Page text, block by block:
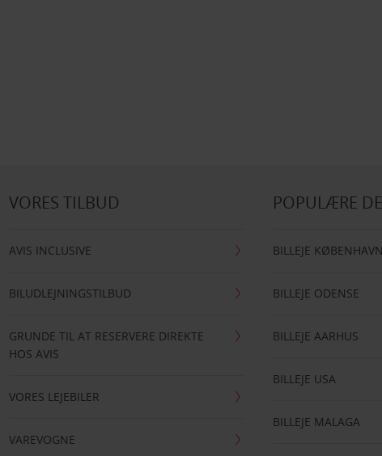
VORES TILBUD
AVIS INCLUSIVE
BILUDLEJNINGSTILBUD
GRUNDE TIL AT RESERVERE DIREKTE
HOS AVIS
VORES LEJEBILER
VAREVOGNE
POPULÆRE
BILLEJE KØBENHAVN
BILLEJE ODENSE
BILLEJE AARHUS
BILLEJE USA
BILLEJE MALAGA